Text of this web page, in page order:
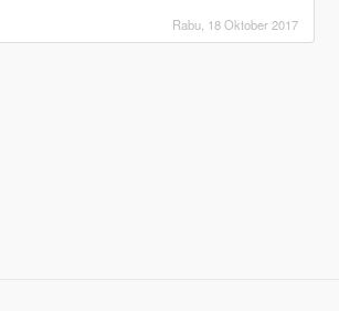
Rabu, 18 Oktober 2017